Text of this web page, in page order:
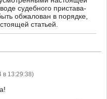
судебного пристава-
обжалован в порядке,
статьей.
в 13:29:38)